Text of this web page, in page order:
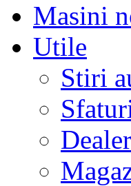
Masini
Utile
Stiri